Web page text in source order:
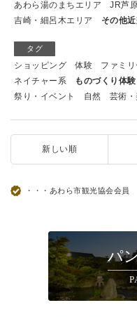
あわら湯のまちエリア
JR芦
吉崎・細呂木エリア
その他
タグ
ショッピング 体験 ファミリ
ネイチャー系
ものづくり体験
祭り・イベント
自然 芸術
新しい順
・・・あわら市観光協会会員
パ